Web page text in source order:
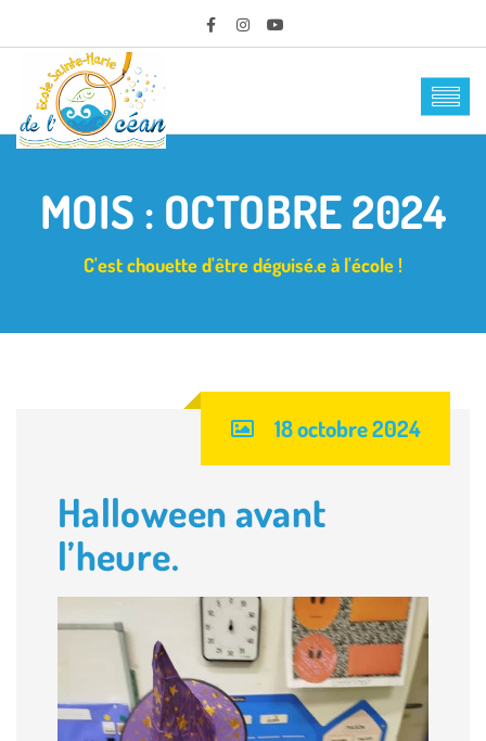
MOIS : OCTOBRE 2024
C'est chouette d'être déguisé.e à l'école !
18 octobre 2024
Halloween avant
l’heure.